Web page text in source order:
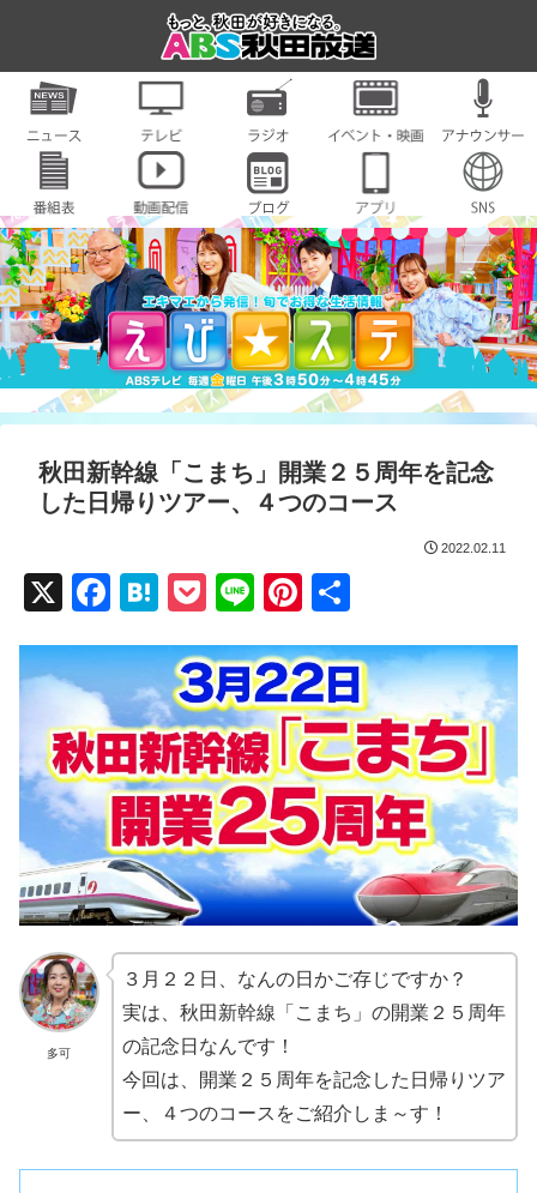
秋田新幹線「こまち」開業２５周年を記念
した日帰りツアー、４つのコース
2022.02.11
X
F
c
e
b
o
o
k
H
e
n
a
P
ck
et
Li
e
Pi
er
e
st
多可
３月２２日、なんの日かご存じですか？
実は、秋田新幹線「こまち」の開業２５周年
の記念日なんです！
今回は、開業２５周年を記念した日帰りツア
ー、４つのコースをご紹介しま～す！